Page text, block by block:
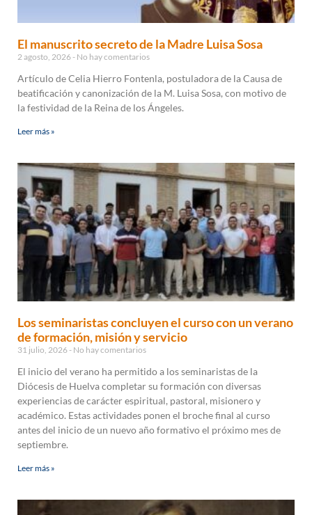
El manuscrito secreto de la Madre Luisa Sosa
2 agosto, 2026 No hay comentarios
Artículo de Celia Hierro Fontenla, postuladora de la Causa de
beatificación y canonización de la M. Luisa Sosa, con motivo de
la festividad de la Reina de los Ángeles.
Leer más »
Los seminaristas concluyen el curso con un verano
de formación, misión y servicio
31 julio, 2026 No hay comentarios
El inicio del verano ha permitido a los seminaristas de la
Diócesis de Huelva completar su formación con diversas
experiencias de carácter espiritual, pastoral, misionero y
académico. Estas actividades ponen el broche final al curso
antes del inicio de un nuevo año formativo el próximo mes de
septiembre.
Leer más »